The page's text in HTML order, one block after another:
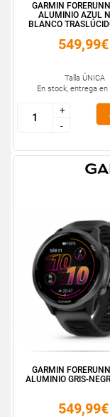
GARMIN
ALUMINIO AZUL
BLANCO
549,99€
Talla ÚNICA
En stock, entrega en
+
-
+
-
GARMIN
ALUMINIO GRIS-
549,99€